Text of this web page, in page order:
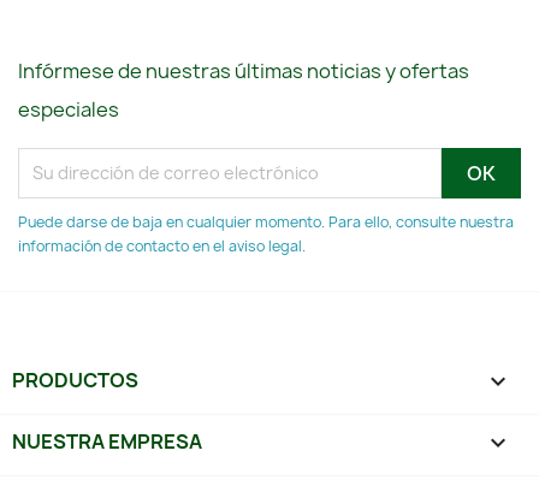
Infórmese de nuestras últimas noticias y ofertas
especiales
Puede darse de baja en cualquier momento. Para ello, consulte nuestra
información de contacto en el aviso legal.
PRODUCTOS 
NUESTRA EMPRESA 